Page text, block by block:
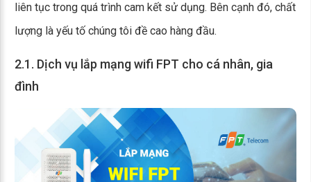
liên tục trong quá trình cam kết sử dụng. Bên cạnh đó, chất
lượng là yếu tố chúng tôi đề cao hàng đầu.
2.1. Dịch vụ lắp mạng wifi FPT cho cá nhân, gia
đình